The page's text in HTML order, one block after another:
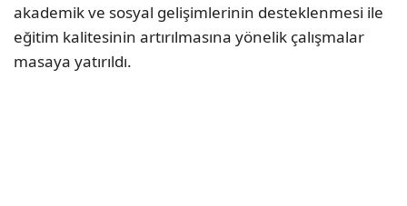
akademik ve sosyal gelişimlerinin desteklenmesi ile
eğitim kalitesinin artırılmasına yönelik çalışmalar
masaya yatırıldı.